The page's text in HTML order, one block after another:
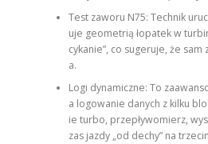
Test zaworu N75: Technik
uje geometrią łopatek w
cykanie”, co sugeruje, że
a.
Logi dynamiczne: To
a logowanie danych z kilku
ie turbo, przepływomierz,
zas jazdy „od dechy” na